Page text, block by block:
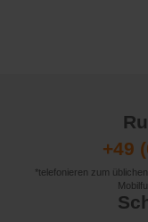
+49
*telefonieren zum